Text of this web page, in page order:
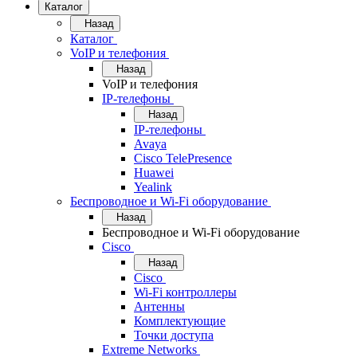
Каталог
Назад
Каталог
VoIP и телефония
Назад
VoIP и телефония
IP-телефоны
Назад
IP-телефоны
Avaya
Cisco TelePresence
Huawei
Yealink
Беспроводное и Wi-Fi оборудование
Назад
Беспроводное и Wi-Fi оборудование
Cisco
Назад
Cisco
Wi-Fi контроллеры
Антенны
Комплектующие
Точки доступа
Extreme Networks